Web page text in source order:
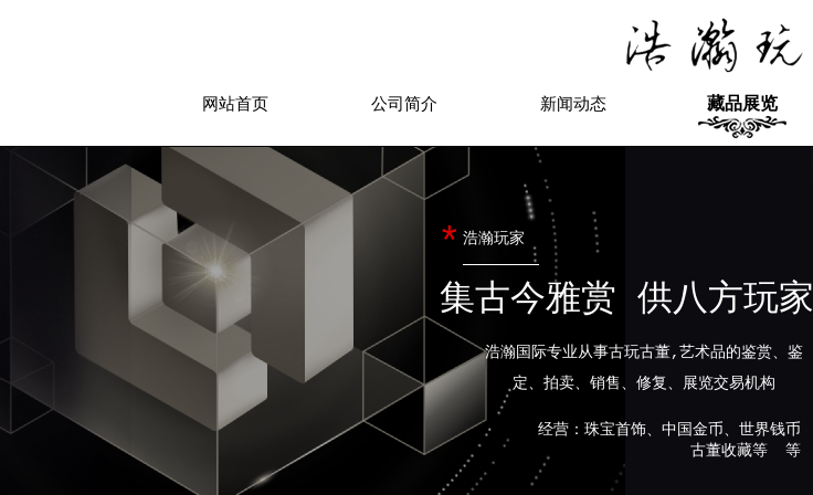
网站首页 公司简介 新闻动态 藏品展览
* 浩瀚玩家
集古今雅赏 供八方玩家
浩瀚国际专业从事古玩古董,艺术品的鉴赏、鉴
定、拍卖、销售、修复、展览交易机构
经营：珠宝首饰、中国金币、世界钱币
古董收藏等 等